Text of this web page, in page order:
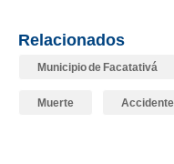
Relacionados
Municipio de Facatativá
Muerte